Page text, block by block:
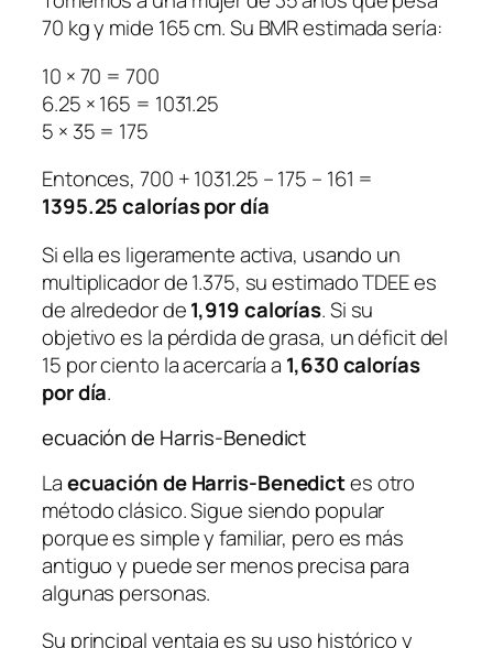
70 kg y mide 165 cm. Su BMR estimada sería:
10 × 70 = 700
6.25 × 165 = 1031.25
5 × 35 = 175
Entonces, 700 + 1031.25 – 175 – 161 =
1395.25 calorías por día
Si ella es ligeramente activa, usando un
multiplicador de 1.375, su estimado TDEE es
de alrededor de1,919 calorías. Si su
objetivo es la pérdida de grasa, un déficit del
15 por ciento la acercaría a 1,630 calorías
por día.
ecuación de Harris-Benedict
Laecuación de Harris-Benedictes otro
método clásico. Sigue siendo popular
porque es simple y familiar, pero es más
antiguo y puede ser menos precisa para
algunas personas.
Su principal ventaja es su uso histórico y